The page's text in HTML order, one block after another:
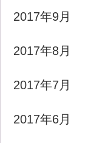
2017年9月
2017年8月
2017年7月
2017年6月